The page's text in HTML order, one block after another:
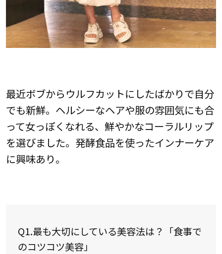
最近ボブからウルフカットにしたばかりで自分
でも新鮮。ヘルシーなヘアや服の雰囲気にも合
って女っぽくなれる、鮮やかなコーラルリップ
を選びました。発酵食品を使ったインナーケア
に興味あり。
Q1.最も大切にしている美容法は？「食事で
のコツコツ美容」